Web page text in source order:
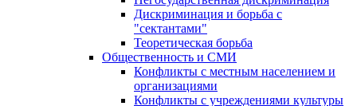
Дискриминация и борьба с
"сектантами"
Теоретическая борьба
Общественность и СМИ
Конфликты с местным населением и
организациями
Конфликты с учреждениями культуры